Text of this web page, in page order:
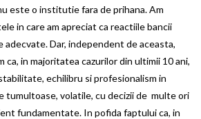
este o institutie fara de prihana. Am
in care am apreciat ca reactiile bancii
Dar, independent de aceasta,
ca, in majoritatea cazurilor din ultimii 10 ani,
echilibru si profesionalism in
tumultoase, volatile, cu decizii de multe ori
fundamentate. In pofida faptului ca, in